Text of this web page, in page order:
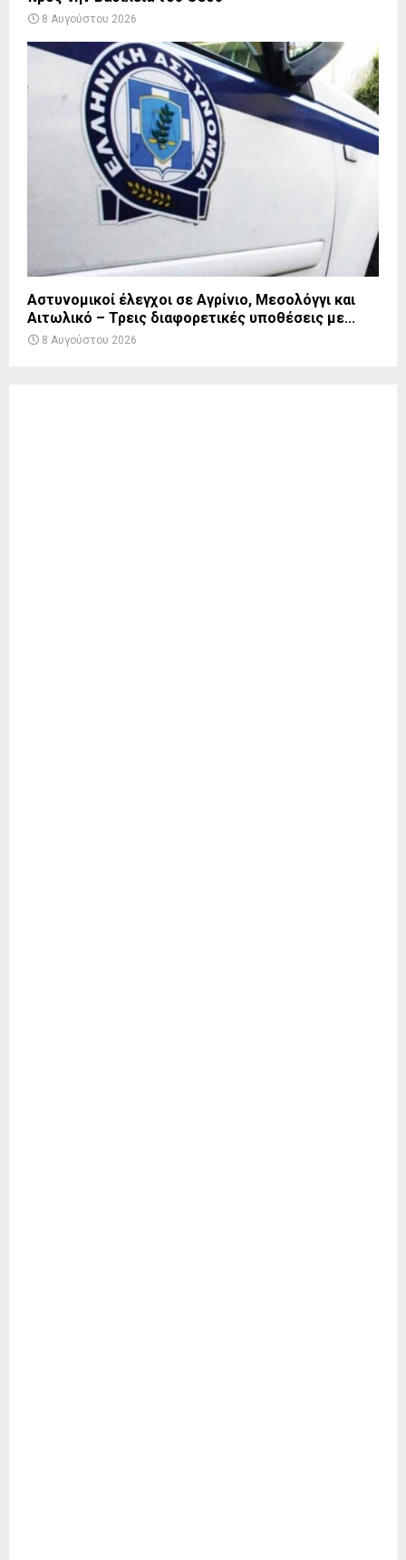
8 Αυγούστου 2026
Αστυνομικοί έλεγχοι σε Αγρίνιο, Μεσολόγγι και
Αιτωλικό – Τρεις διαφορετικές υποθέσεις με...
8 Αυγούστου 2026